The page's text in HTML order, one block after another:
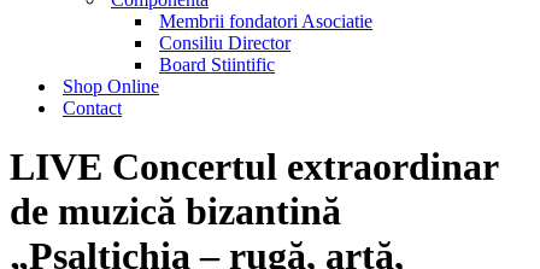
Membrii fondatori Asociatie
Consiliu Director
Board Stiintific
Shop Online
Contact
LIVE Concertul extraordinar
de muzică bizantină
„Psaltichia – rugă, artă,